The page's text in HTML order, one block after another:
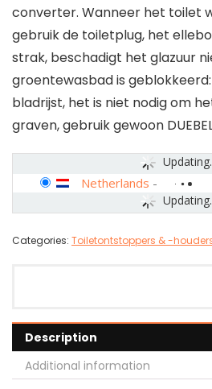
converter. Wanneer het toilet
gebruik de toiletplug, het
strak, beschadigt het glazuur
groentewasbad is
bladrijst, het is niet nodig om
graven, gebruik gewoon
Netherlands -
Categories: Toiletontstoppers & -
Description
Additional information